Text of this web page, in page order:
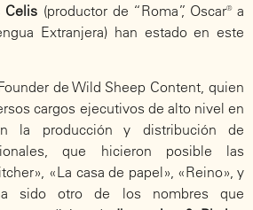
Celis (productor de “Roma”, Oscar® a
Extranjera) han estado en este
de Wild Sheep Content, quien
cargos ejecutivos de alto nivel en
la producción y distribución de
que hicieron posible las
«La casa de papel», «Reino», y
sido otro de los nombres que